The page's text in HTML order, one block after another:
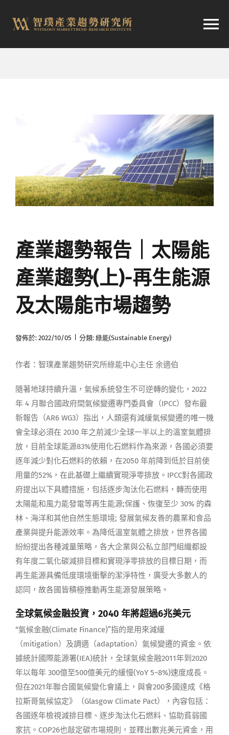
容
航
產業日報
媒體曝光
會員帳號
中文
產業趨勢報告｜太陽能
產業趨勢(上)-再生能源
及太陽能市場趨勢
發佈於: 2022/10/05 分類: 綠能(Sustainable Energy)
作者：智璞產業趨勢研究所綠能中心主任 余適伯
隨著地球持續升溫，氣候系統發生不可逆轉的變化，2022
年 4 月聯合國政府間氣候變遷專門委員會（IPCC）發布最
新報告（AR6 WG3）指出，人類還有減緩氣候變遷的唯一機
會全球必須在 2030 年之前減少全球一半以上的溫室氣體排
放，目前全球能源83%使用化石燃料作為來源，各國必須要
逐年減少對化石燃料的依賴，在2050 年前降到低於目前使
用量的52%，在此基礎上繼續實現淨零排放。IPCC對各國政
府提出以下具體措施，包括逐步淘汰化石燃料，轉而使用
太陽能和風力能發電等再生能源;保護、恢復至少 30% 的森
林、海洋和其他自然生態環境; 發展氣候友善的農業和食品
產業與提升能源效率。為降低溫室氣體之排放，世界各國
紛紛提出各種減量策略，各大企業與公私立部門組織都設
有年度二氧化碳減排目標和實現淨零排放的目標日期，而
再生能源具備低度環境衝擊的潔淨特性，廣受大多數人的
認同，故各國皆積極推動再生能源發展策略。
全球氣候金融投資，2040 年將超過6兆美元
“氣候金融(Climate Finance)”指的是用來減緩
（mitigation）及調適（adaptation）氣候變遷的資金。依
據統計國際能源署(IEA)統計，全球氣候金融2011年到2020
年以每年 300億至500億美元的緩慢(YoY 5~8%)速度成長。
但在2021年聯合國氣候變化會議上，與會200多國達成《格
拉斯哥氣候協定》（Glasgow Climate Pact），內容包括：
各國逐年檢視減排目標、逐步淘汰化石燃料、協助貧弱國
家抗。COP26也敲定碳市場規則，並釋出數兆美元資金，用